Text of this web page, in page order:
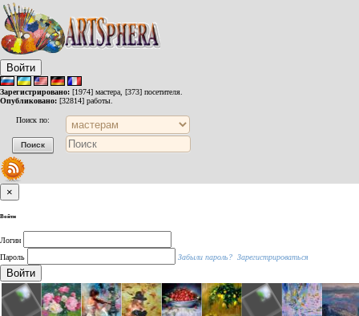
Войти
Зарегистрировано: [1974] мастера, [373] посетителя.
Опубликовано: [32814] работы.
Поиск по:
×
Войти
Логин
Пароль
Забыли пароль? Зарегистрироваться
Войти